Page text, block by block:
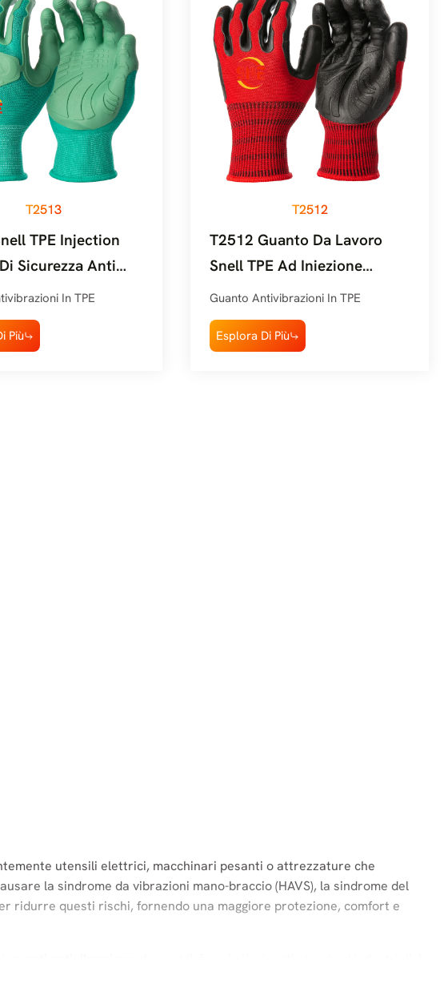
T2513
TPE Injection
Sicurezza Anti
E Antiabrasione
In TPE
Più
T2512
T2512 Guanto Da Lavoro
Snell TPE Ad Iniezione
Resistente Alle Vibrazioni
Con Presa Forte
Guanto Antivibrazioni In TPE
Esplora Di Più
utensili elettrici, macchinari pesanti o attrezzature che
la sindrome da vibrazioni mano-braccio (HAVS), la sindrome del
ridurre questi rischi, fornendo una maggiore protezione, comfort e